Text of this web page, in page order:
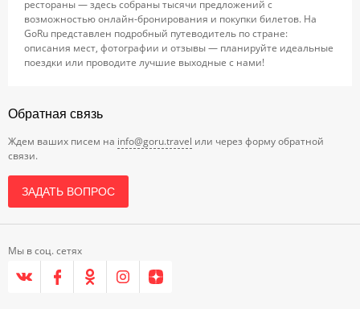
рестораны — здесь собраны тысячи предложений с
возможностью онлайн-бронирования и покупки билетов. На
GoRu представлен подробный путеводитель по стране:
описания мест, фотографии и отзывы — планируйте идеальные
поездки или проводите лучшие выходные с нами!
Обратная связь
Ждем ваших писем на info@goru.travel или через форму обратной
связи.
ЗАДАТЬ ВОПРОС
Мы в соц. сетях